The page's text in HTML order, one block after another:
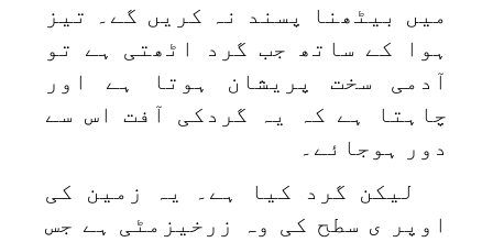
میں بیٹھنا پسند نہ کریں گے۔ تیز
ہوا کے ساتھ جب گرد اٹھتی ہے تو
آدمی سخت پریشان ہوتا ہے اور
چاہتا ہے کہ یہ گردکی آفت اس سے
دور ہوجائے۔
لیکن گرد کیا ہے۔ یہ زمین کی
اوپر ی سطح کی وہ زرخیزمٹی ہے جس